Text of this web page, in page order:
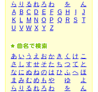
ら り る れ ろ わ を
ん
A
B C D E F G H
J
K
L M N O P Q R S
T
U V W X Y Z
あ い う え お か き く け こ
さ し す せ そ た ち つ て と
な に ぬ ね の は ひ ふ へ ほ
ま み む め も や ゆ
よ
ら り る れ ろ わ を
ん